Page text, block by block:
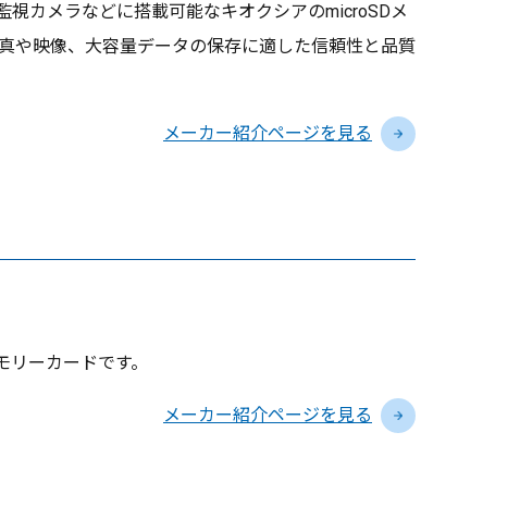
カメラなどに搭載可能なキオクシアのmicroSDメ
や映像、大容量データの保存に適した信頼性と品質
メーカー紹介ページを見る
ーカードです。
メーカー紹介ページを見る